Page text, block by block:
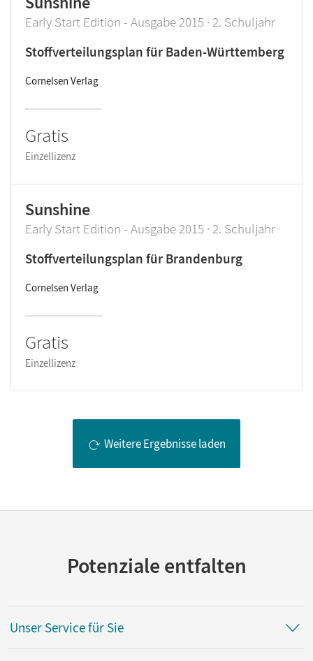
Early Start Edition - Ausgabe 2015 · 2. Schuljahr
Stoffverteilungsplan für Baden-Württemberg
Cornelsen Verlag
Gratis
Einzellizenz
Sunshine
Early Start Edition - Ausgabe 2015 · 2. Schuljahr
Stoffverteilungsplan für Brandenburg
Cornelsen Verlag
Gratis
Einzellizenz
Weitere Ergebnisse laden
Potenziale entfalten
Unser Service für Sie